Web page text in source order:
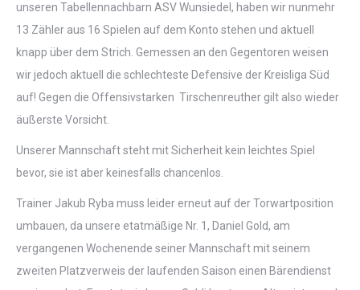
unseren Tabellennachbarn ASV Wunsiedel, haben wir nunmehr
13 Zähler aus 16 Spielen auf dem Konto stehen und aktuell
knapp über dem Strich. Gemessen an den Gegentoren weisen
wir jedoch aktuell die schlechteste Defensive der Kreisliga Süd
auf! Gegen die Offensivstarken Tirschenreuther gilt also wieder
äußerste Vorsicht.
Unserer Mannschaft steht mit Sicherheit kein leichtes Spiel
bevor, sie ist aber keinesfalls chancenlos.
Trainer Jakub Ryba muss leider erneut auf der Torwartposition
umbauen, da unsere etatmäßige Nr. 1, Daniel Gold, am
vergangenen Wochenende seiner Mannschaft mit seinem
zweiten Platzverweis der laufenden Saison einen Bärendienst